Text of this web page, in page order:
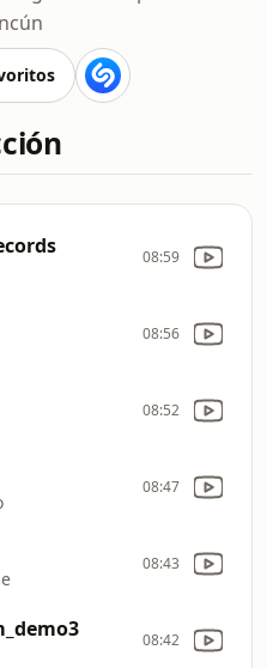
08:59
08:56
08:52
08:47
08:43
08:42